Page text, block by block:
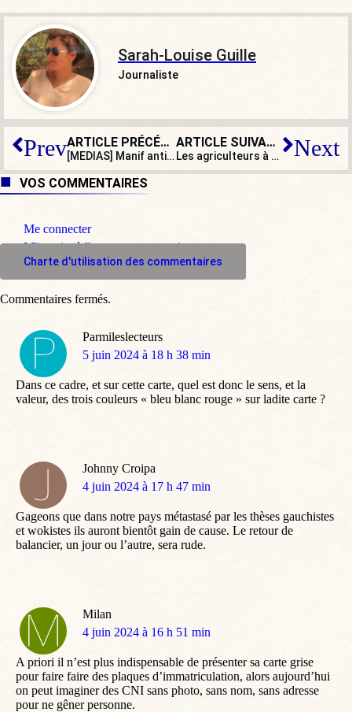
Sarah-Louise Guille
Journaliste
Prev ARTICLE PRÉCÉDENT
[MEDIAS] Manif anti-Israël devant TF1 : l’incroyable connivence médiatique
ARTICLE SUIVANT
Les agriculteurs à nouveau en colère : Attal et Macron n’ont rien réglé Next
VOS COMMENTAIRES
Me connecter
M'inscrire à l'espace commentaire
Charte d'utilisation des commentaires
Parmileslecteurs
dit
5 juin 2024 à 18 h 38 min
Dans ce cadre, et sur cette carte, quel est donc le sens, et la
valeur, des trois couleurs « bleu blanc rouge » sur ladite carte ?
Johnny Croipa
dit
4 juin 2024 à 17 h 47 min
Gageons que dans notre pays métastasé par les thèses gauchistes
et wokistes ils auront bientôt gain de cause. Le retour de
balancier, un jour ou l’autre, sera rude.
Milan
dit
4 juin 2024 à 16 h 51 min
A priori il n’est plus indispensable de présenter sa carte grise
pour faire faire des plaques d’immatriculation, alors aujourd’hui
on peut imaginer des CNI sans photo, sans nom, sans adresse
pour ne gêner personne.
Commentaires fermés.